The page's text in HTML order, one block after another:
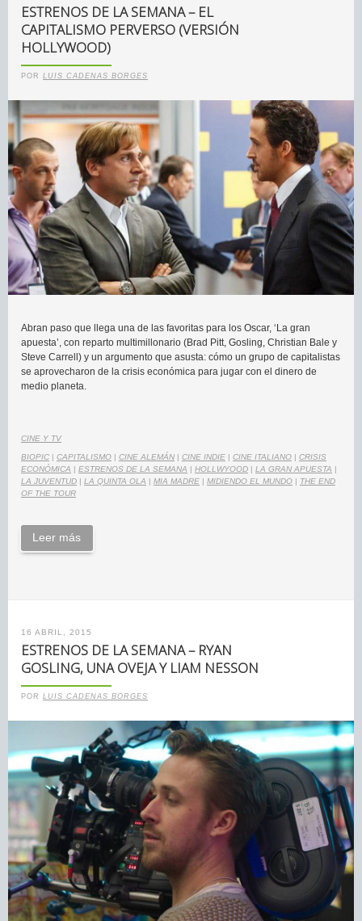
ESTRENOS DE LA SEMANA – EL
CAPITALISMO PERVERSO (VERSIÓN
HOLLYWOOD)
POR LUIS CADENAS BORGES
Abran paso que llega una de las favoritas para los Oscar, ‘La gran
apuesta’, con reparto multimillonario (Brad Pitt, Gosling, Christian Bale y
Steve Carrell) y un argumento que asusta: cómo un grupo de capitalistas
se aprovecharon de la crisis económica para jugar con el dinero de
medio planeta.
CINE Y TV
BIOPIC | CAPITALISMO | CINE ALEMÁN | CINE INDIE | CINE ITALIANO | CRISIS
ECONÓMICA | ESTRENOS DE LA SEMANA | HOLLWYOOD | LA GRAN APUESTA |
LA JUVENTUD | LA QUINTA OLA | MIA MADRE | MIDIENDO EL MUNDO | THE END
OF THE TOUR
Leer más
16 ABRIL, 2015
ESTRENOS DE LA SEMANA – RYAN
GOSLING, UNA OVEJA Y LIAM NESSON
POR LUIS CADENAS BORGES